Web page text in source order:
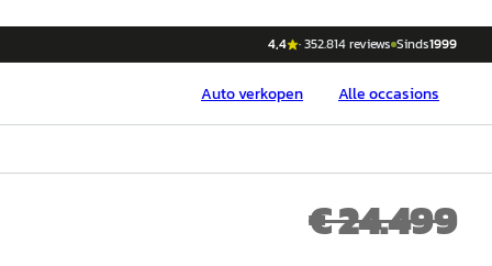
4,4 ·352.814reviews Sinds1999
Autoverkopen Alle occasions
€ 24.499